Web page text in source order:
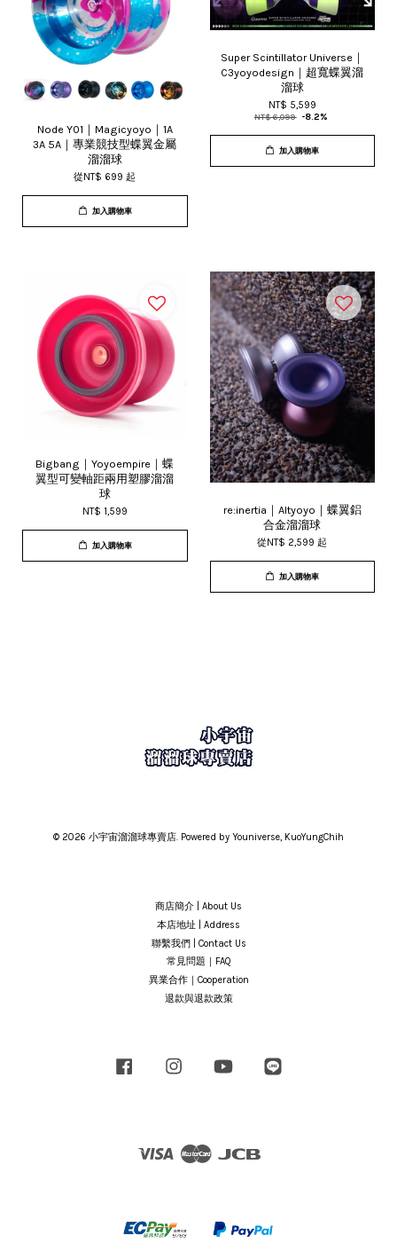
Node Y01｜Magicyoyo｜1A
3A 5A｜專業競技型蝶翼金屬
溜溜球
從NT$ 699起
加入購物車
Super Scintillator Universe｜
C3yoyodesign｜超寬蝶翼溜
溜球
NT$ 5,599
NT$ 6,099 -8.2%
加入購物車
Bigbang｜Yoyoempire｜蝶
翼型可變軸距兩用塑膠溜溜
球
NT$ 1,599
加入購物車
re:inertia｜Altyoyo｜蝶翼鋁
合金溜溜球
從NT$ 2,599起
加入購物車
© 2026 小宇宙溜溜球專賣店. Powered by Youniverse, KuoYungChih
商店簡介 | About Us
本店地址 | Address
聯繫我們 | Contact Us
常見問題｜FAQ
異業合作｜Cooperation
退款與退款政策
Facebook Instagram YouTube
Visa Master